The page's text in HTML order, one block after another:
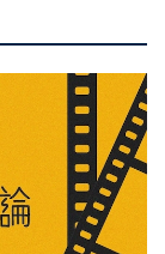
部へ潜入し、
はザ・エンタ
リー要素を前
惑ったりする